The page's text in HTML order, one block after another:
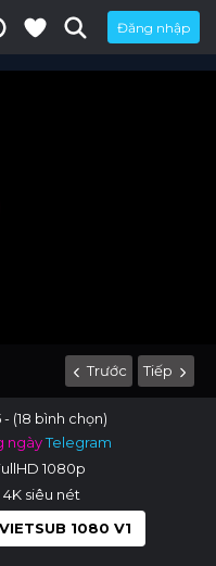
Đăng nhập
Trước Tiếp
- (18 bình chọn)
ngàyTelegram
1080p
siêu nét
VIETSUB 1080 V1